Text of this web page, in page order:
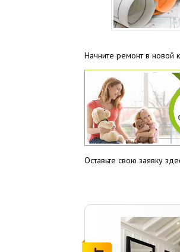
Начните ремонт в новой
Оставьте свою заявку